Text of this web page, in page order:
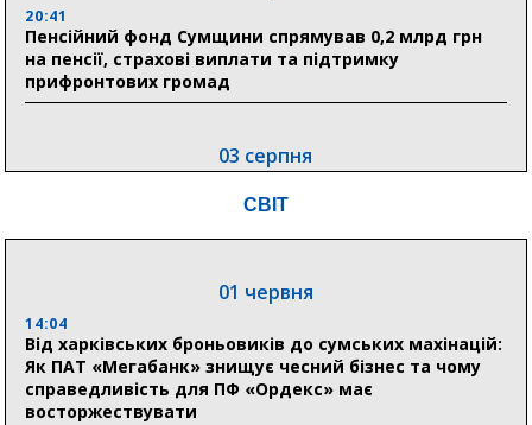
20:41
Пенсійний фонд Сумщини спрямував 0,2 млрд грн
на пенсії, страхові виплати та підтримку
прифронтових громад
03 серпня
Романько розширює програму відпочинку дітей із
Ніколаєнко: у Сумах погодили 115 компенсацій на
відновлення житла майже на 6,6 млн грн
СВІТ
01 червня
14:04
Від харківських броньовиків до сумських махінацій:
Як ПАТ «Мегабанк» знищує чесний бізнес та чому
справедливість для ПФ «Ордекс» має
восторжествувати